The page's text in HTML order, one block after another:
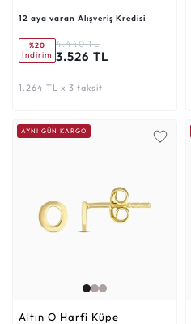
12 aya varan Alışveriş Kredisi
%20
İndirim
4.440 TL
3.526 TL
1.264 TL x 3 taksit
AYNI GÜN KARGO
Altın O Harfi Küpe